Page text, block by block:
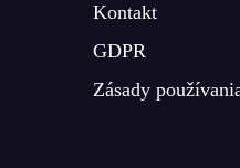
Kontakt
GDPR
Zásady